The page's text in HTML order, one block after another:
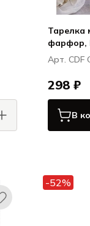
Тарелка
фарфор,
Арт. CDF
298 ₽
В
-52%